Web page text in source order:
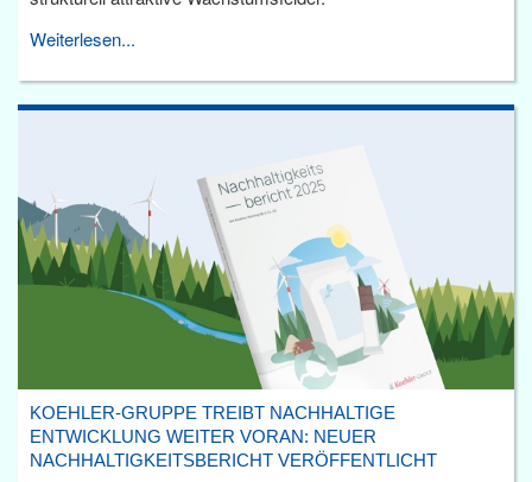
Weiterlesen...
KOEHLER-GRUPPE TREIBT NACHHALTIGE
ENTWICKLUNG WEITER VORAN: NEUER
NACHHALTIGKEITSBERICHT VERÖFFENTLICHT